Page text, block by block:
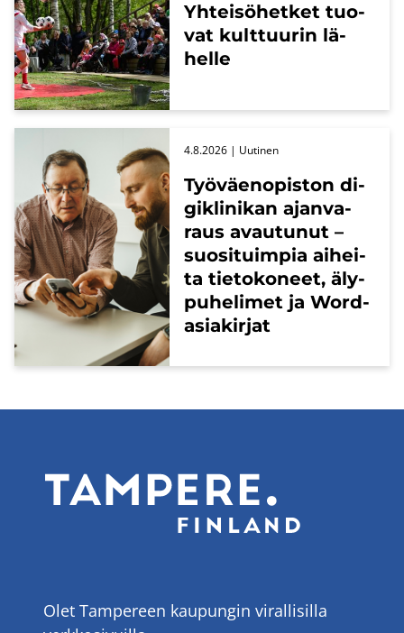
Yh­tei­sö­het­ket tuo­
vat kult­tuu­rin lä­
hel­le
Työ­väen­opis­ton di­
gikli­ni­kan ajan­va­
raus avau­tu­nut –
suo­si­tuim­pia ai­hei­
ta tie­to­ko­neet, äly­
pu­he­li­met ja Word-​
asiakirjat
4.8.2026 | Uu­ti­nen
Olet Tampereen kaupungin virallisilla